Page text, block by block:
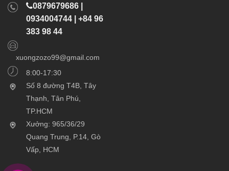
0879679686 |
0934004744 | +84 96
383 98 44
xuongzozo99@gmail.com
8:00-17:30
Số 8 đường T4B, Tây
Thạnh, Tân Phú,
TP.HCM
Xưởng: 965/36/29
Quang Trung, P.14, Gò
Vấp, HCM